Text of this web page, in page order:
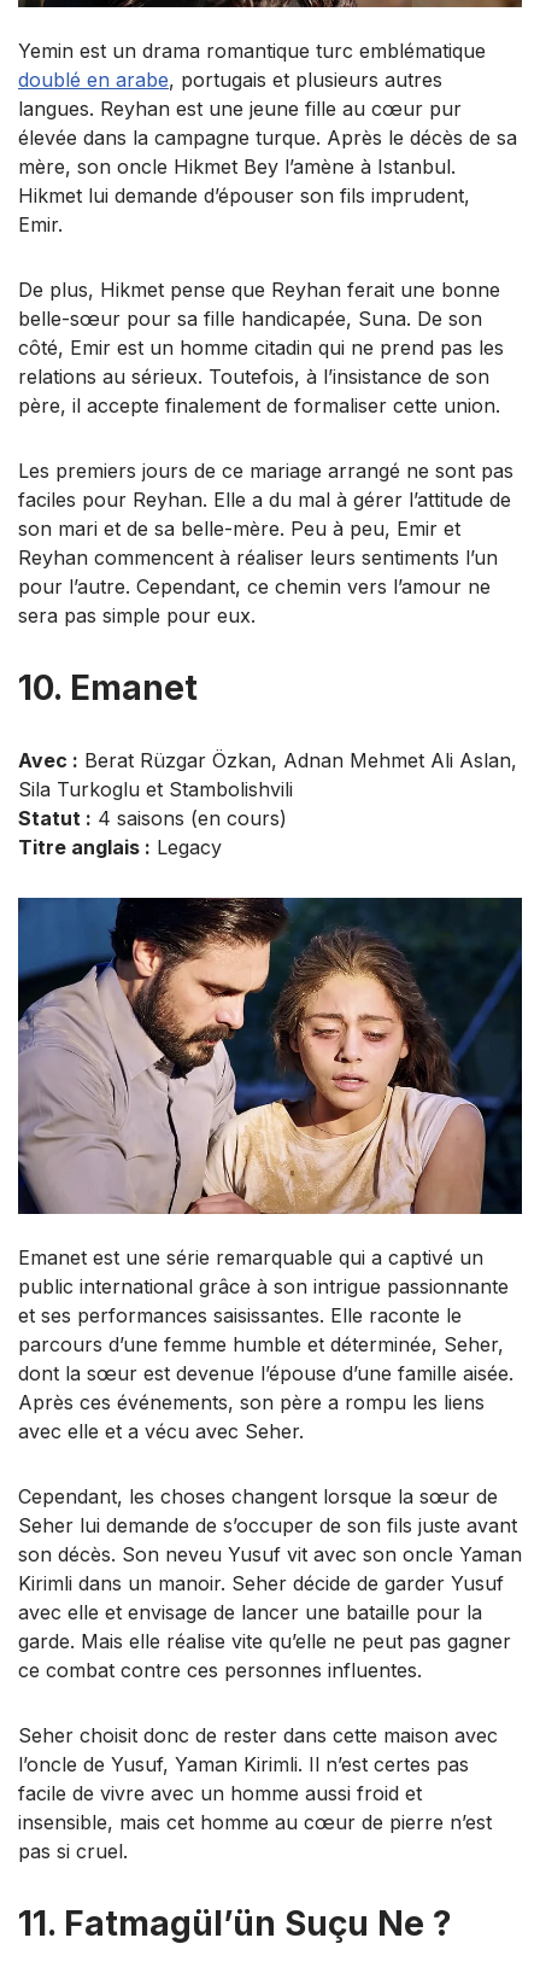
Yemin est un drama romantique turc emblématique
doublé en arabe, portugais et plusieurs autres
langues. Reyhan est une jeune fille au cœur pur
élevée dans la campagne turque. Après le décès de sa
mère, son oncle Hikmet Bey l’amène à Istanbul.
Hikmet lui demande d’épouser son fils imprudent,
Emir.
De plus, Hikmet pense que Reyhan ferait une bonne
belle-sœur pour sa fille handicapée, Suna. De son
côté, Emir est un homme citadin qui ne prend pas les
relations au sérieux. Toutefois, à l’insistance de son
père, il accepte finalement de formaliser cette union.
Les premiers jours de ce mariage arrangé ne sont pas
faciles pour Reyhan. Elle a du mal à gérer l’attitude de
son mari et de sa belle-mère. Peu à peu, Emir et
Reyhan commencent à réaliser leurs sentiments l’un
pour l’autre. Cependant, ce chemin vers l’amour ne
sera pas simple pour eux.
10. Emanet
Avec : Berat Rüzgar Özkan, Adnan Mehmet Ali Aslan,
Sila Turkoglu et Stambolishvili
Statut : 4 saisons (en cours)
Titre anglais : Legacy
Emanet est une série remarquable qui a captivé un
public international grâce à son intrigue passionnante
et ses performances saisissantes. Elle raconte le
parcours d’une femme humble et déterminée, Seher,
dont la sœur est devenue l’épouse d’une famille aisée.
Après ces événements, son père a rompu les liens
avec elle et a vécu avec Seher.
Cependant, les choses changent lorsque la sœur de
Seher lui demande de s’occuper de son fils juste avant
son décès. Son neveu Yusuf vit avec son oncle Yaman
Kirimli dans un manoir. Seher décide de garder Yusuf
avec elle et envisage de lancer une bataille pour la
garde. Mais elle réalise vite qu’elle ne peut pas gagner
ce combat contre ces personnes influentes.
Seher choisit donc de rester dans cette maison avec
l’oncle de Yusuf, Yaman Kirimli. Il n’est certes pas
facile de vivre avec un homme aussi froid et
insensible, mais cet homme au cœur de pierre n’est
pas si cruel.
11. Fatmagül’ün Suçu Ne ?